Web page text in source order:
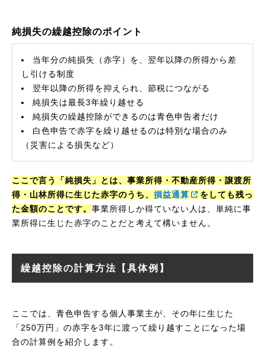
純損失の繰越控除のポイント
当年分の純損失（赤字）を、翌年以降の所得から差
し引ける制度
翌年以降の所得を抑えられ、節税につながる
純損失は最長3年繰り越せる
純損失の繰越控除ができるのは青色申告者だけ
白色申告で赤字を繰り越せるのは特別な場合のみ
（災害による損失など）
ここで言う「純損失」とは、事業所得・不動産所得・譲渡所
得・山林所得に生じた赤字のうち、 損益通算
をしても残っ
た金額のことです。 事業所得しか得ていない人は、単純に事
業所得に生じた赤字のことだと考えて構いません。
繰越控除の計算方法【具体例】
ここでは、青色申告する個人事業主が、その年に生じた
「250万円」の赤字を3年に渡って繰り越すことになった場
合の計算例を紹介します。